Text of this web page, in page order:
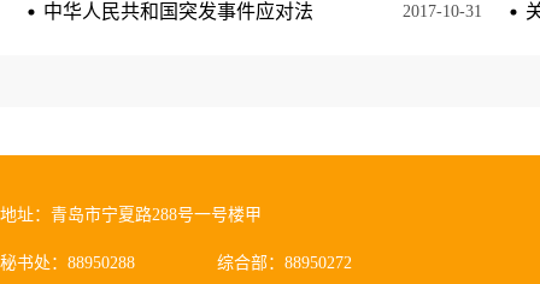
中华人民共和国突发事件应对法 2017-10-31
地址：青岛市宁夏路288号一号楼甲
秘书处：88950288 综合部：88950272